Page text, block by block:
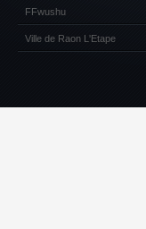
FFwushu
Ville de Raon L'Etape